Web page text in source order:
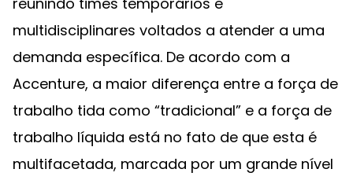
multidisciplinares voltados a atender a uma
demanda específica. De acordo com a
Accenture, a maior diferença entre a força de
trabalho tida como “tradicional” e a força de
trabalho líquida está no fato de que esta é
multifacetada, marcada por um grande nível